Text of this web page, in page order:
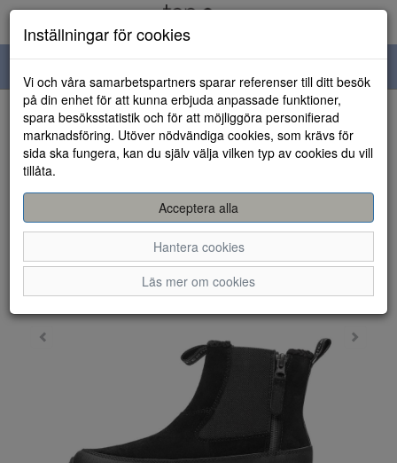
navigation
HEM
Inställningar för cookies
Vi och våra samarbetspartners sparar referenser till ditt besök
på din enhet för att kunna erbjuda anpassade funktioner,
spara besöksstatistik och för att möjliggöra personifierad
marknadsföring. Utöver nödvändiga cookies, som krävs för
sida ska fungera, kan du själv välja vilken typ av cookies du vill
tillåta.
Acceptera alla
Hantera cookies
Läs mer om cookies